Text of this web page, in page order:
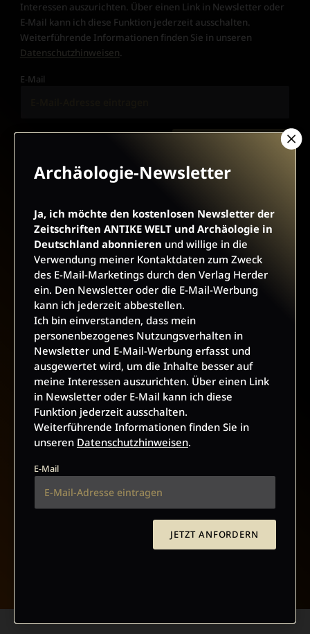
Interessen auszurichten. Über einen Link in Newsletter oder
E-Mail kann ich diese Funktion jederzeit ausschalten.
Weiterführende Informationen finden Sie in unseren
Datenschutzhinweisen.
E-Mail
AGB UND WIDERRUFSBELEHRUNG DATENSCHUTZ
BARRIEREFREIHEIT IMPRESSUM
VERTRAG WIDERRUFEN
ABO ONLINE KÜNDIGEN
NACH OBEN
Archäologie-Newsletter
Ja, ich möchte den kostenlosen Newsletter der
Zeitschriften ANTIKE WELT und Archäologie in
Deutschland abonnieren und willige in die
Verwendung meiner Kontaktdaten zum Zweck
des E-Mail-Marketings durch den Verlag Herder
ein. Den Newsletter oder die E-Mail-Werbung
kann ich jederzeit abbestellen.
Ich bin einverstanden, dass mein
personenbezogenes Nutzungsverhalten in
Newsletter und E-Mail-Werbung erfasst und
ausgewertet wird, um die Inhalte besser auf
meine Interessen auszurichten. Über einen Link
in Newsletter oder E-Mail kann ich diese
Funktion jederzeit ausschalten.
Weiterführende Informationen finden Sie in
unseren Datenschutzhinweisen.
E-Mail
JETZT ANFORDERN